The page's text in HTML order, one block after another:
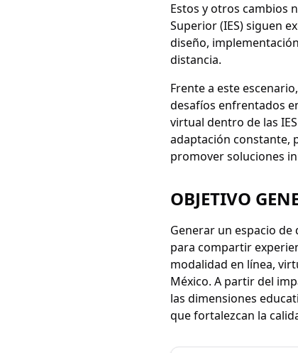
Estos y otros cambios
Superior (IES) siguen
diseño,
distancia.
Frente a este
desafíos enfrentados
virtual dentro de las
adaptación constante,
promover soluciones
OBJETIVO
Generar un espacio
para compartir
modalidad en línea,
México. A partir del
las dimensiones
que fortalezcan la